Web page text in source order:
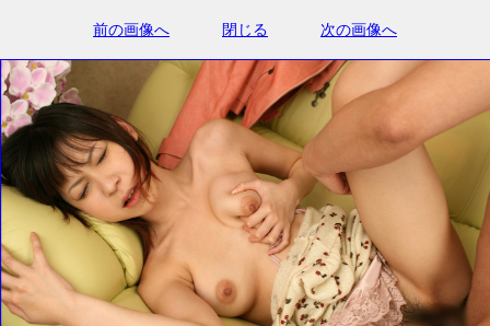
前の画像へ 閉じる 次の画像へ